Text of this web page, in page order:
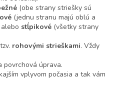
(obe strany striešky sú
(jednu stranu majú oblú a
stĺpikové (všetky strany
rohovými strieškami. Vždy
povrchová úprava.
vplyvom počasia a tak vám